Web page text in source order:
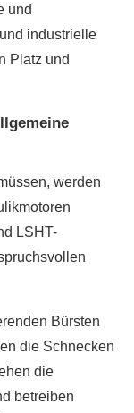
und
industrielle
Platz und
werden
LSHT-
Bürsten
die Schnecken
die
betreiben